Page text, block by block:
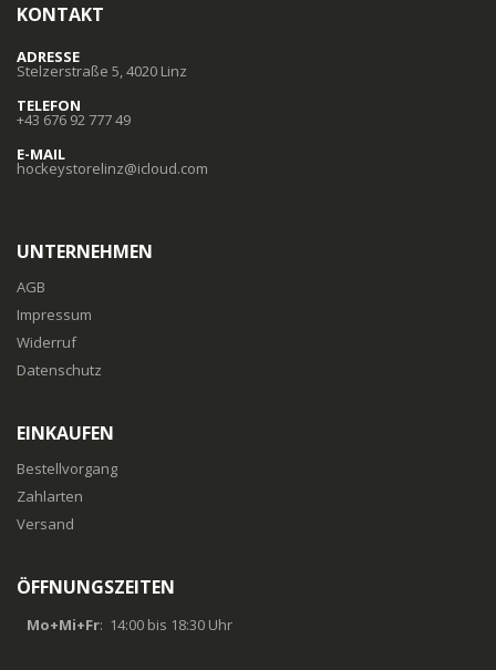
KONTAKT
ADRESSE
Stelzerstraße 5, 4020 Linz
TELEFON
+43 676 92 777 49
E-MAIL
hockeystorelinz@icloud.com
UNTERNEHMEN
AGB
Impressum
Widerruf
Datenschutz
EINKAUFEN
Bestellvorgang
Zahlarten
Versand
ÖFFNUNGSZEITEN
Mo+Mi+Fr: 14:00 bis 18:30 Uhr